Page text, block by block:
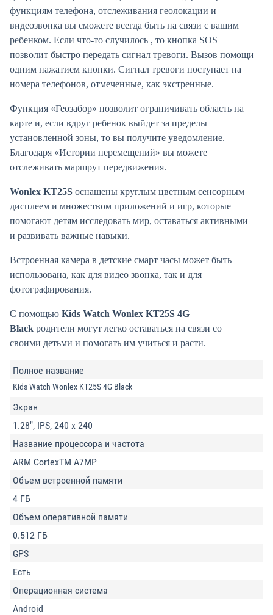
функциям телефона, отслеживания геолокации и
видеозвонка вы сможете всегда быть на связи с вашим
ребенком. Если что-то случилось , то кнопка SOS
позволит быстро передать сигнал тревоги. Вызов помощи
одним нажатием кнопки. Сигнал тревоги поступает на
номера телефонов, отмеченные, как экстренные.
Функция «Геозабор» позволит ограничивать область на
карте и, если вдруг ребенок выйдет за пределы
установленной зоны, то вы получите уведомление.
Благодаря «Истории перемещений» вы можете
отслеживать маршрут передвижения.
Wonlex KT25S оснащены круглым цветным сенсорным
дисплеем и множеством приложений и игр, которые
помогают детям исследовать мир, оставаться активными
и развивать важные навыки.
Встроенная камера в детские смарт часы может быть
использована, как для видео звонка, так и для
фотографирования.
С помощью Kids Watch Wonlex KT25S 4G
Black родители могут легко оставаться на связи со
своими детьми и помогать им учиться и расти.
Полное название
Kids Watch Wonlex KT25S 4G Black
Экран
1.28", IPS, 240 x 240
Название процессора и частота
ARM CortexTM A7MP
Объем встроенной памяти
4 ГБ
Объем оперативной памяти
0.512 ГБ
GPS
Есть
Операционная система
Android